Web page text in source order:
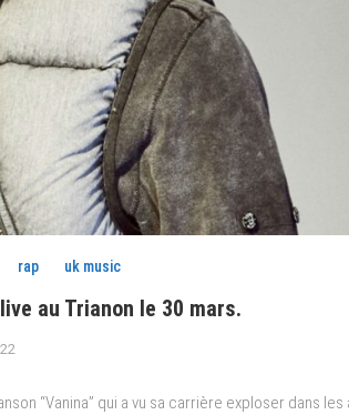
rap uk music
au Trianon le 30 mars.
“Vanina” qui a vu sa carrière exploser dans les